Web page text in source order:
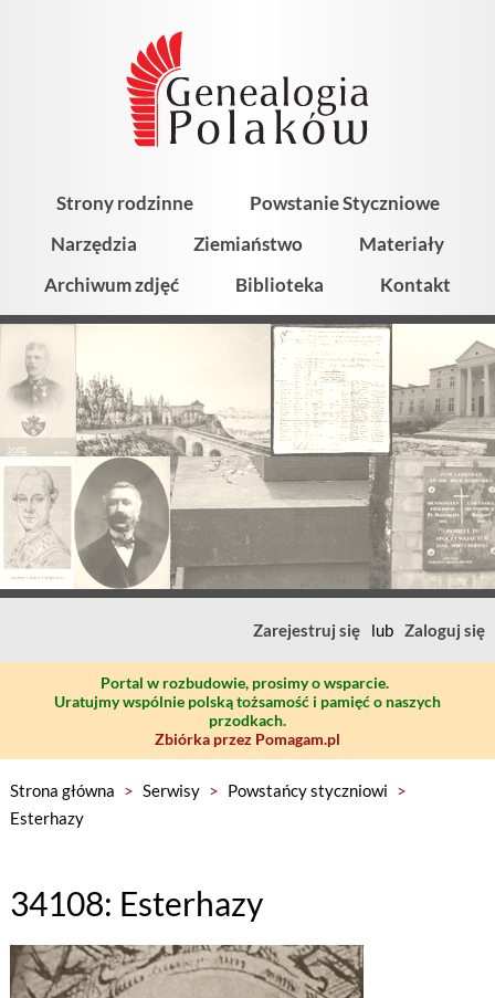
Strony rodzinne
Powstanie Styczniowe
Narzędzia
Ziemiaństwo
Materiały
Archiwum zdjęć
Biblioteka Kontakt
Zarejestruj się lub Zaloguj się
Portal w rozbudowie, prosimy o wsparcie.
Uratujmy wspólnie polską tożsamość i pamięć o naszych
przodkach.
Zbiórka przez Pomagam.pl
Strona główna > Serwisy > Powstańcy styczniowi >
Esterhazy
34108: Esterhazy